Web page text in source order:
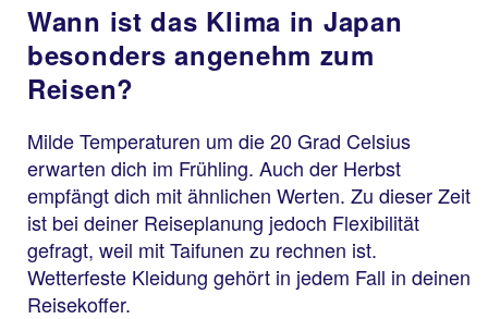
Wann ist das Klima in Japan
besonders angenehm zum
Reisen?
Milde Temperaturen um die 20 Grad Celsius
erwarten dich im Frühling. Auch der Herbst
empfängt dich mit ähnlichen Werten. Zu dieser Zeit
ist bei deiner Reiseplanung jedoch Flexibilität
gefragt, weil mit Taifunen zu rechnen ist.
Wetterfeste Kleidung gehört in jedem Fall in deinen
Reisekoffer.